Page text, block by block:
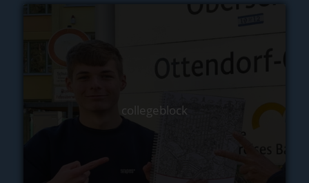
collegeblock